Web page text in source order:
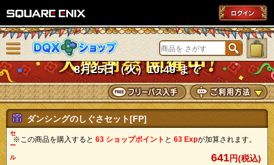
DQXショップ
8月25日（火）10:49 まで
ニューを閉じる
ダンシングのしぐさセット[FP]
※この商品を購入すると 63 ショップポイント と 63 Expが加算されます。
セ
ー
ル
641円(税込)